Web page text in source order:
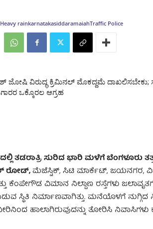
Heavy rainkarnatakasiddaramaiahTraffic Police
ಜೋಷಿ ವಿರುದ್ಧ ಕ್ರಿಮಿನಲ್‌ ಮೊಕದ್ದಮೆ ದಾಖಲಿಸಬೇಕು;
ಒಕ್ಕೊರಲ ಆಗ್ರಹ
ತಡರಾತ್ರಿ ಸುರಿದ ಭಾರಿ ಮಳೆಗೆ ಬೆಂಗಳೂರು
ರೋಡ್‌,ಮೆಜೆಸ್ಟಿಕ್, ಸಿಟಿ ಮಾರ್ಕೆಟ್, ಜಯನಗರ,
ಕೆಂಪೇಗೌಡ ವಿಮಾನ ನಿಲ್ದಾಣ ರಸ್ತೆಗಳು
ಸ್ಥಿತಿ ನಿರ್ಮಾಣವಾಗಿತ್ತು. ಮನೆಯೊಳಗೆ ನುಗ್ಗಿದ
ಹಾಲಾಗಿರುವುದನ್ನು ತೋರಿಸಿ ನಿವಾಸಿಗಳು